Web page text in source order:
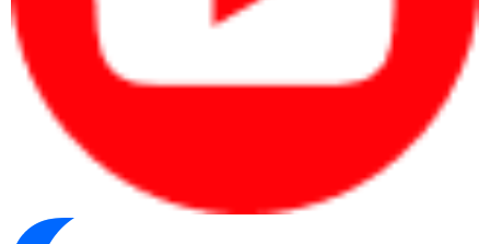
bị nóng khi chơi game trong thời gian dài, đảm bảo sự ổn định hoạt
động của máy.
Bàn phím cơ học với đèn nền RGB
HP Omen được trang bị bàn phím cơ học với đèn nền RGB, các
phím có hành trình tốt có độ nảy cao, âm thanh dịu tai, giúp gia tăng
trải nghiệm chơi game của người dùng.
Hệ thống âm thanh Bang & Olufsen